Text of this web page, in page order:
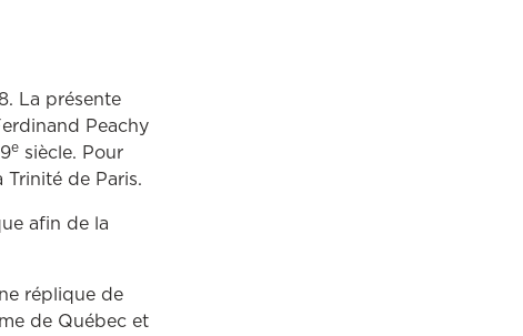
La présente
Peachy
e siècle. Pour
Trinité de Paris.
afin de la
réplique de
de Québec et